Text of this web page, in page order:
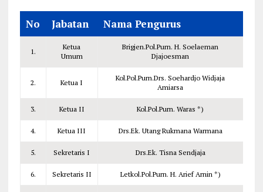
No Jabatan Nama Pengurus
1.
Ketua
Umum
Brigjen.Pol.Purn. H. Soelaeman
Djajoesman
2. Ketua I
Kol.Pol.Purn.Drs. Soehardjo Widjaja
Amiarsa
3. Ketua II Kol.Pol.Purn. Waras *)
4. Ketua III Drs.Ek. Utang Rukmana Warmana
5. Sekretaris I Drs.Ek. Tisna Sendjaja
6. Sekretaris II Letkol.Pol.Purn. H. Arief Arnin *)